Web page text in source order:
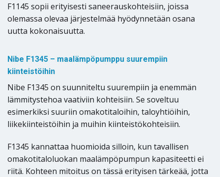
F1145 sopii erityisesti saneerauskohteisiin, joissa
olemassa olevaa järjestelmää hyödynnetään osana
uutta kokonaisuutta.
Nibe F1345 – maalämpöpumppu suurempiin
kiinteistöihin
Nibe F1345 on suunniteltu suurempiin ja enemmän
lämmitystehoa vaativiin kohteisiin. Se soveltuu
esimerkiksi suuriin omakotitaloihin, taloyhtiöihin,
liikekiinteistöihin ja muihin kiinteistökohteisiin.
F1345 kannattaa huomioida silloin, kun tavallisen
omakotitaloluokan maalämpöpumpun kapasiteetti ei
riitä. Kohteen mitoitus on tässä erityisen tärkeää, jotta